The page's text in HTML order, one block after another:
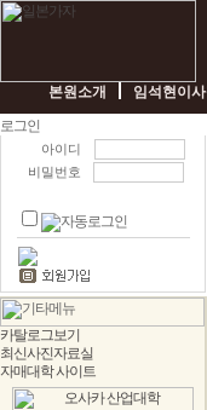
본원소개 임석현이
아이디
비밀번호